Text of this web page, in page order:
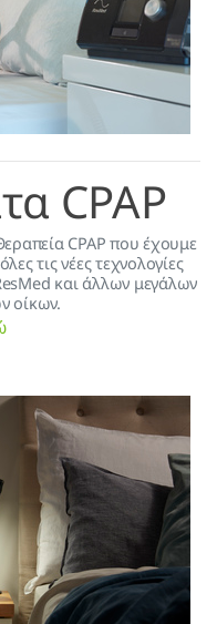
CPAP
CPAP που έχουμε
τις νέες τεχνολογίες
και άλλων μεγάλων
οίκων.